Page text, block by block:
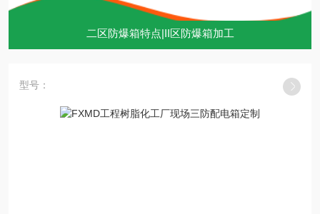
二区防爆箱特点|II区防爆箱加工
型号：